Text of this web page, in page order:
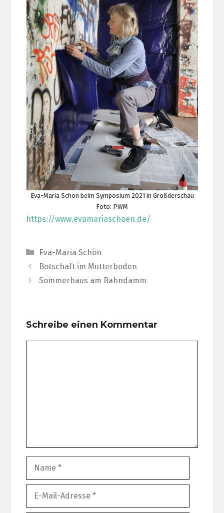
Eva-Maria Schön beim Symposium 2021 in Großderschau
Foto: PWM
https://www.evamariaschoen.de/
Kategorien
Eva-Maria Schön
Botschaft im Mutterboden
Sommerhaus am Bahndamm
Schreibe einen Kommentar
Name